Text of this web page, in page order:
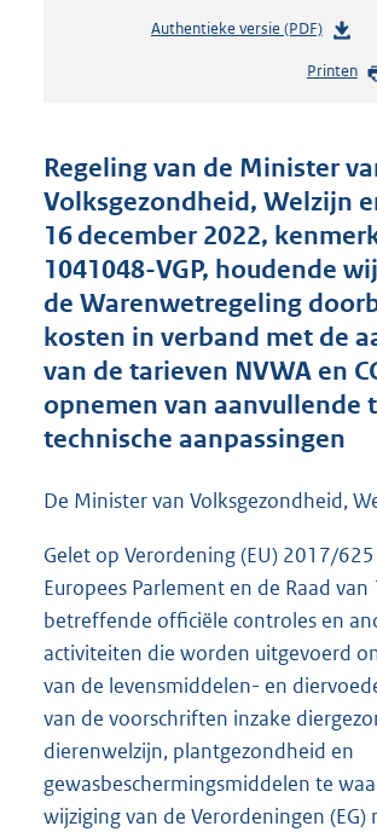
Authentieke versie (PDF)b
s
d
s
g
o
o
t
e
:
1
M
Printen
Regeling van de Minister
Volksgezondheid, Welzijn
16 december 2022,
1041048-VGP, houdende
de Warenwetregeling
kosten in verband met de
van de tarieven NVWA en
opnemen van aanvullende
technische aanpassingen
De Minister van Volksgezondheid,
Gelet op Verordening (EU) 2017/
Europees Parlement en de Raad
betreffende officiële controles en
activiteiten die worden uitgevoerd
van de levensmiddelen- en
van de voorschriften inzake
dierenwelzijn, plantgezondheid en
gewasbeschermingsmiddelen te
wijziging van de Verordeningen